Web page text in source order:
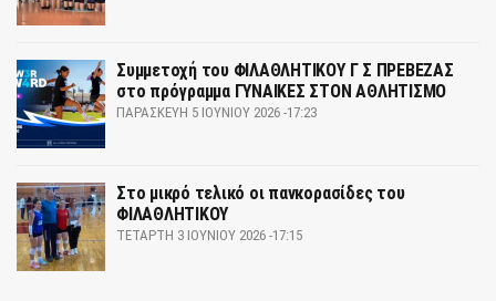
Συμμετοχή του ΦΙΛΑΘΛΗΤΙΚΟΥ Γ Σ ΠΡΕΒΕΖΑΣ
στο πρόγραμμα ΓΥΝΑΙΚΕΣ ΣΤΟΝ ΑΘΛΗΤΙΣΜΟ
ΠΑΡΑΣΚΕΥΉ 5 ΙΟΥΝΊΟΥ 2026 -17:23
Στο μικρό τελικό οι πανκορασίδες του
ΦΙΛΑΘΛΗΤΙΚΟΥ
ΤΕΤΆΡΤΗ 3 ΙΟΥΝΊΟΥ 2026 -17:15